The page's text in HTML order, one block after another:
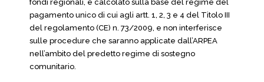
fondi regionali, è calcolato sulla base del regime del
pagamento unico di cui agli artt. 1, 2, 3 e 4 del Titolo III
del regolamento (CE) n. 73/2009, e non interferisce
sulle procedure che saranno applicate dall’ARPEA
nell’ambito del predetto regime di sostegno
comunitario.